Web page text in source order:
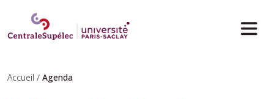
Accueil Agenda